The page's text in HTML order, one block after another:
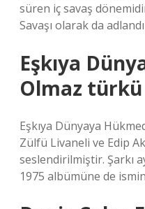
süren iç savaş
Savaşı olarak da
Eşkıya
Olmaz
Eşkıya Dünyaya
Zülfü Livaneli ve Edip
seslendirilmiştir. Şarkı
1975 albümüne de